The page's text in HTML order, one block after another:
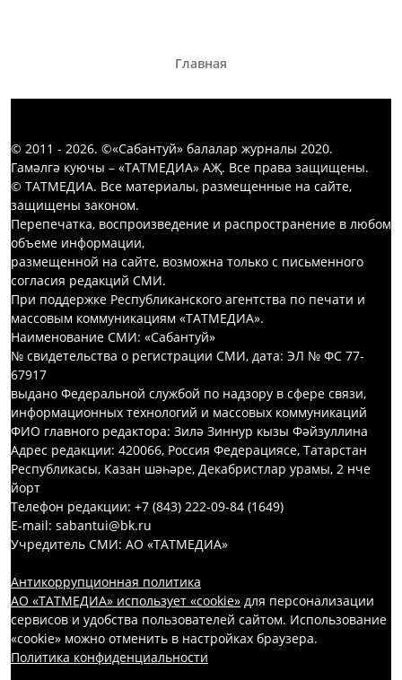
Главная
© 2011 - 2026. ©«Сабантуй» балалар журналы 2020.
Гамәлгә куючы – «ТАТМЕДИА» АҖ. Все права защищены.
© ТАТМЕДИА. Все материалы, размещенные на сайте,
защищены законом.
Перепечатка, воспроизведение и распространение в любом
объеме информации,
размещенной на сайте, возможна только с письменного
согласия редакций СМИ.
При поддержке Республиканского агентства по печати и
массовым коммуникациям «ТАТМЕДИА».
Наименование СМИ: «Сабантуй»
№ свидетельства о регистрации СМИ, дата: ЭЛ № ФС 77-
67917
выдано Федеральной службой по надзору в сфере связи,
информационных технологий и массовых коммуникаций
ФИО главного редактора: Зилә Зиннур кызы Фәйзуллина
Адрес редакции: 420066, Россия Федерациясе, Татарстан
Республикасы, Казан шәһәре, Декабристлар урамы, 2 нче
йорт
Телефон редакции: +7 (843) 222-09-84 (1649)
E-mail: sabantui@bk.ru
Учредитель СМИ: АО «ТАТМЕДИА»
Антикоррупционная политика
АО «ТАТМЕДИА» использует «cookie» для персонализации
сервисов и удобства пользователей сайтом. Использование
«cookie» можно отменить в настройках браузера.
Политика конфиденциальности